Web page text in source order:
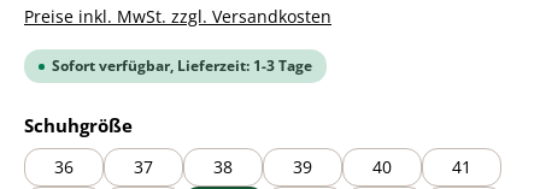
Preise inkl. MwSt. zzgl. Versandkosten
Sofort verfügbar, Lieferzeit: 1-3 Tage
Schuhgrößeauswählen
36 37 38 39 40
41